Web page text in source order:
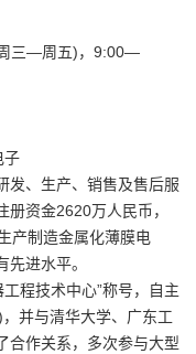
三—周五)，9:00—
子
、生产、销售及售后服
资金2620万人民币，
产制造金属化薄膜电
进水平。
程技术中心”称号，自主
并与清华大学、广东工
合作关系，多次参与大型